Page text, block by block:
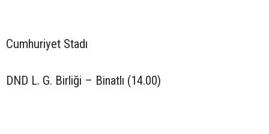
Cumhuriyet Stadı
DND L. G. Birliği – Binatlı (14.00)